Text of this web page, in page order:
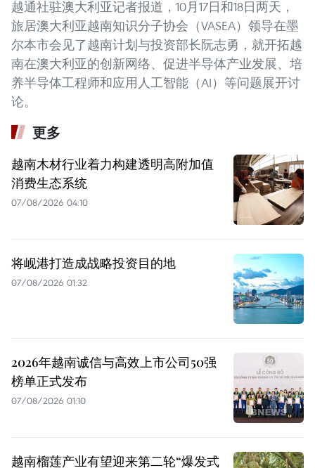
越通社驻澳大利亚记者报道，10月17日和18日两天，
旅居澳大利亚越南知识分子协会（VASEA）领导在墨
尔本市会见了越南计划与投资部长阮志勇，就开拓越
南在澳大利亚的创新网络、促进半导体产业发展、培
养半导体工程师和应用人工智能（AI）等问题展开讨
论。
更多
越南木材行业着力构建透明高附加值
消费生态系统
07/08/2026 04:10
将岘港打造成战略投资目的地
07/08/2026 01:32
2026年越南诚信与高效上市公司50强
榜单正式发布
07/08/2026 01:10
越南榴莲产业有望迎来第二轮“爆发式